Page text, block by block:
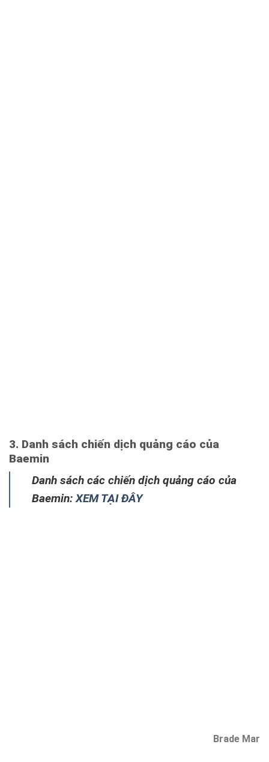
3. Danh sách chiến dịch quảng cáo của
Baemin
Danh sách các chiến dịch quảng cáo của
Baemin:XEM TẠI ĐÂY
Brade Mar